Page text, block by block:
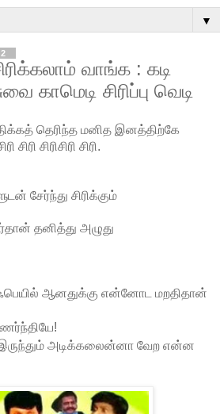
▼
வாங்க : கடி
சிரிப்பு வெடி
தெரிந்த மனித இனத்திற்கே
சிரிசிரி சிரி.
சேர்ந்து சிரிக்கும்
தனித்து அழுது
ஆனதுக்கு என்னோட மறதிதான்
இருந்தும் அடிக்கலைன்னா வேற என்ன